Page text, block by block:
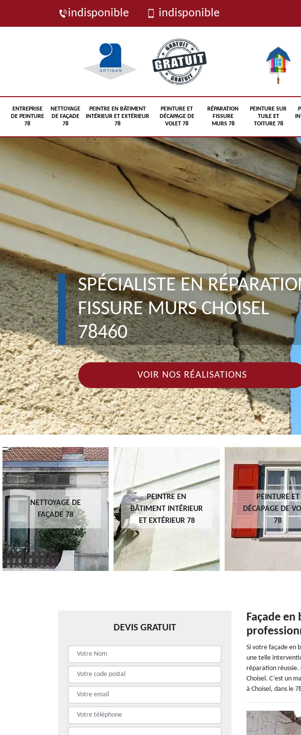
indisponible indisponible
ENTREPRISE
DE PEINTURE
78
NETTOYAGE
DE FAÇADE
78
PEINTRE EN BÂTIMENT
INTÉRIEUR ET EXTÉRIEUR
78
PEINTURE ET
DÉCAPAGE DE
VOLET 78
RÉPARATION
FISSURE
MURS 78
PEINTURE SUR
TUILE ET
TOITURE 78
SPÉCIALISTE EN
FISSURE MURS CHOISEL
78460
VOIR NOS RÉALISATIONS
NETTOYAGE DE
FAÇADE 78
PEINTRE EN
BÂTIMENT INTÉRIEUR
ET EXTÉRIEUR 78
PEINTURE ET
DÉCAPAGE DE
78
DEVIS GRATUIT
Façade
Si votre façade en
une telle
réparation réussie.
Choisel. C’est un
à Choisel, dans le